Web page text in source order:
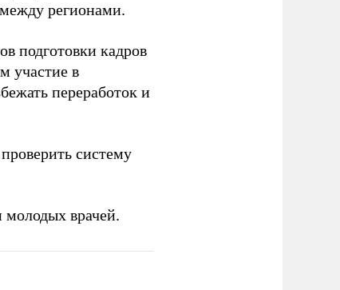
регионами.
подготовки кадров
участие в
переработок и
проверить систему
молодых врачей.